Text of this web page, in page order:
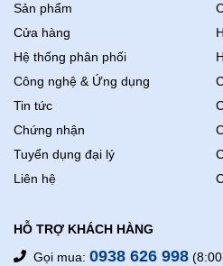
Sản phẩm
Cửa hàng
Hệ thống phân phối
Công nghệ & Ứng dụng
Tin tức
Chứng nhận
Tuyển dụng đại lý
Liên hệ
HỖ TRỢ KHÁCH HÀNG
Gọi mua: 0938 626 998